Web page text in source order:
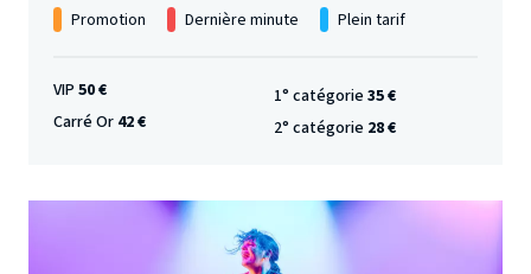
Promotion Dernière minute Plein tarif
VIP50 €
Carré Or 42 €
1° catégorie 35 €
2° catégorie 28 €